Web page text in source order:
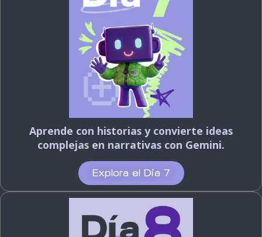
Aprende con historias y convierte ideas
complejas en narrativas con Gemini.
Explora el Día 7